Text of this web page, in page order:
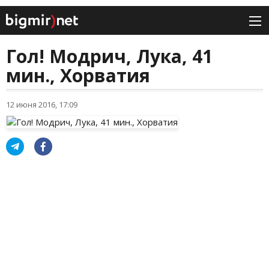
Гол! Модрич, Лука, 41
мин., Хорватия
12 июня 2016, 17:09